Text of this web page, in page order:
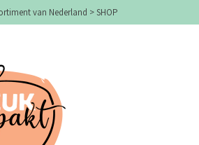
van Nederland > SHOP